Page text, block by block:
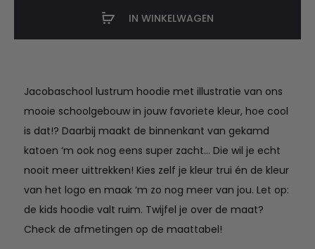
Jacobaschool lustrum hoodie met illustratie van ons
mooie schoolgebouw in jouw favoriete kleur, hoe cool
is dat!? Daarbij maakt de binnenkant van gekamd
katoen ‘m ook nog eens super zacht… Die wil je echt
nooit meer uittrekken! Kies zelf je kleur trui én de kleur
van het logo en maak ‘m zo nog meer van jou. Let op:
de kids hoodie valt ruim. Twijfel je over de maat?
Check de afmetingen op de maattabel!
IN WINKELWAGEN